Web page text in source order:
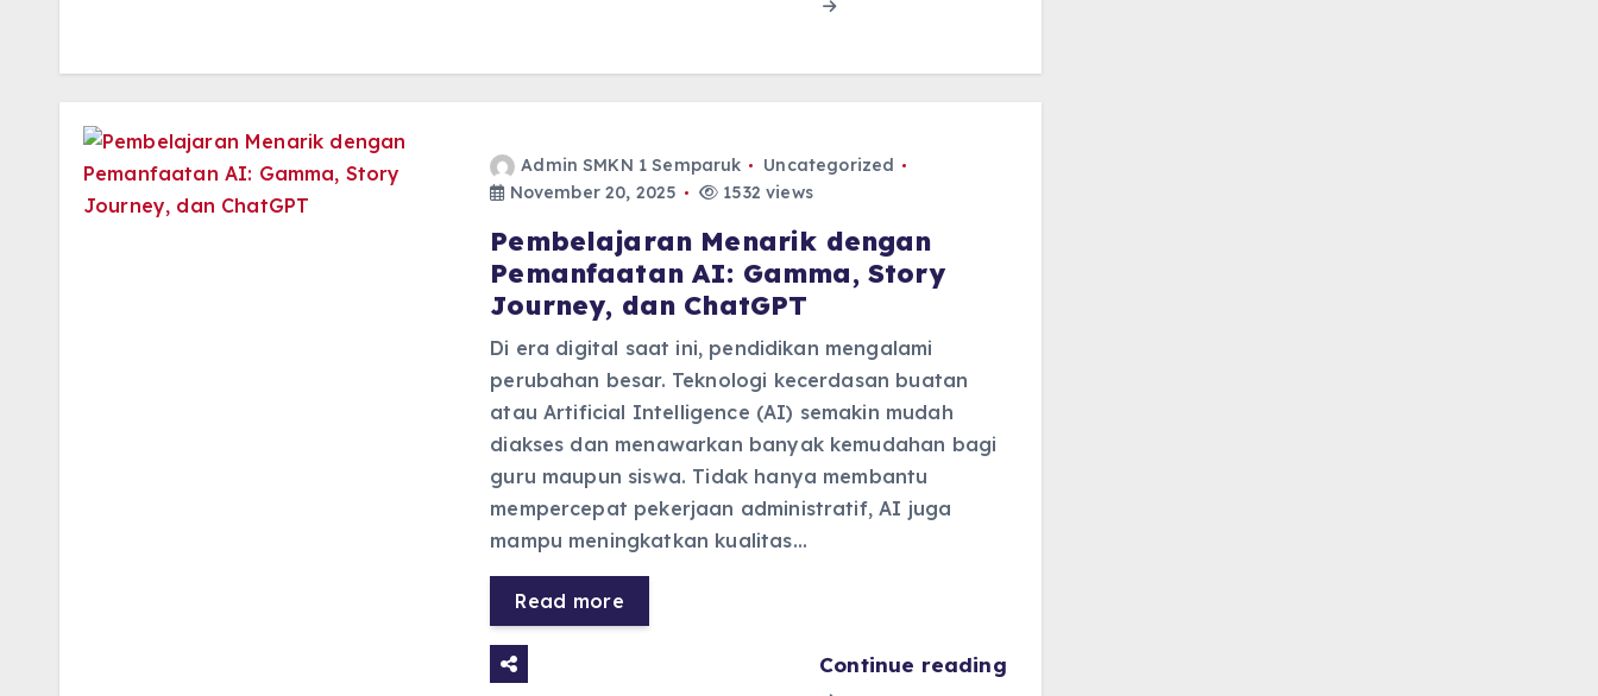
Admin SMKN 1 Semparuk
Uncategorized
November 20, 2025
1532 views
Pembelajaran Menarik dengan
Pemanfaatan AI: Gamma, Story
Journey, dan ChatGPT
Di era digital saat ini, pendidikan mengalami
perubahan besar. Teknologi kecerdasan buatan
atau Artificial Intelligence (AI) semakin mudah
diakses dan menawarkan banyak kemudahan bagi
guru maupun siswa. Tidak hanya membantu
mempercepat pekerjaan administratif, AI juga
mampu meningkatkan kualitas…
Read more
Continue reading